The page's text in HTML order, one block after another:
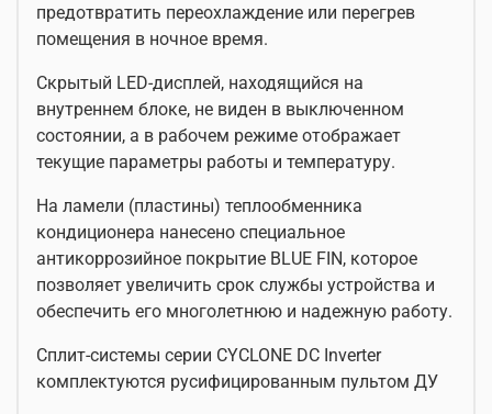
предотвратить переохлаждение или перегрев
помещения в ночное время.
Скрытый LED-дисплей, находящийся на
внутреннем блоке, не виден в выключенном
состоянии, а в рабочем режиме отображает
текущие параметры работы и температуру.
На ламели (пластины) теплообменника
кондиционера нанесено специальное
антикоррозийное покрытие BLUE FIN, которое
позволяет увеличить срок службы устройства и
обеспечить его многолетнюю и надежную работу.
Сплит-системы серии CYCLONE DC Inverter
комплектуются русифицированным пультом ДУ